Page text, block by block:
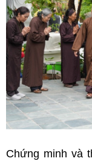
Chứng minh và